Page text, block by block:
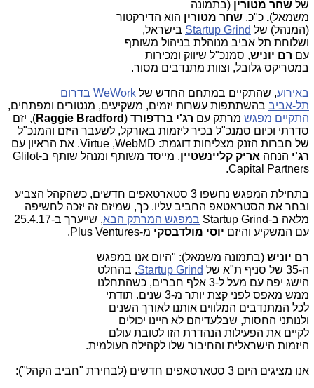
של שחר מטורין (בתמונה
משמאל). כ"כ, שחר מטורין הוא הדירקטור
(המנהל) של Startup Grind בישראל,
ושלוחת תל אביב מנוהלת בניהול משותף
עם רם יוניש, סמנכ"ל שיווק ומכירות
במטריקס גלובל, וצוות מתנדבים מסור.
באירוע, שהתקיים במתחם החדש של
WeWork בדרום
תל-אביב בהשתתפות עשרות יזמים, משקיעים, מנטורים ומפתחים,
התקיים מפגש מרתק עם רג'י ברדפורד (
Raggie Bradford
), יזם
סדרתי וכיום סמנכ"ל בכיר ליזמות באורקל, לשעבר היזם והמנכ"ל
של חברות הזנק מצליחות דוגמת: Virtue ,WebMD. את הראיון עם
רג'י הנחה אריק קליינשטיין
, מייסד משותף ומנהל שותף ב-Glilot
Capital Partners.
בתחילת המפגש נחשפו 3 סטארטאפים חדשים, כשהקהל הצביע
ובחר את הסטראטאפ החביב עליו. כך, שמיזם זה יזכה לחשיפה
מלאה ב-Startup Grind
במפגש המרתק הבא
, שייערך ב-25.4.17
עם המשקיע והיזם יוסי מולדבסקי מ-Plus Ventures
.
רם יוניש (בתמונה משמאל): "היום אנו במפגש
ה-35 של סניף ת"א של
Startup Grind, בהחלט
הישג יפה עם מעל ל-3 אלף חברים, כשהתחלנו
ממש מאפס לפני קצת יותר מ-3 שנים. תודתי
לכל המתנדבים המלווים אותנו לאורך השנים
ולנותני החסות, שבלעדיהם לא היינו יכולים
לקיים את הפעילות הנהדרת הזו לטובת עולם
היזמות הישראלית והחיבור שלו לקהילה העולמית.
אנו מציגים היום 3 סטארטאפים חדשים (לבחירת "חביב הקהל"):